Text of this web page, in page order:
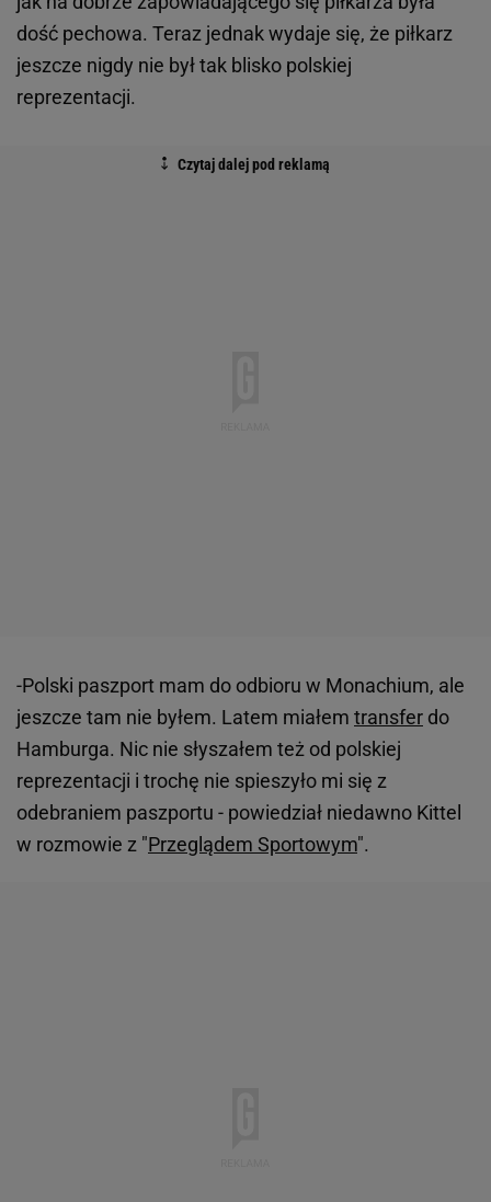
dość pechowa. Teraz jednak wydaje się, że piłkarz
jeszcze nigdy nie był tak blisko polskiej
reprezentacji.
-Polski paszport mam do odbioru w Monachium, ale
jeszcze tam nie byłem. Latem miałem transfer do
Hamburga. Nic nie słyszałem też od polskiej
reprezentacji i trochę nie spieszyło mi się z
odebraniem paszportu - powiedział niedawno Kittel
w rozmowie z "Przeglądem Sportowym".